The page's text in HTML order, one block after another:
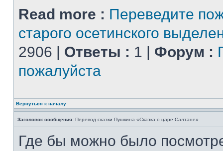
Read more : Переведите
старого осетинского
2906 | Ответы : 1 | Форум :
пожалуйста
Вернуться к началу
Заголовок сообщения: Перевод сказки Пушкина «Сказка о царе Салтане»
Где бы можно было